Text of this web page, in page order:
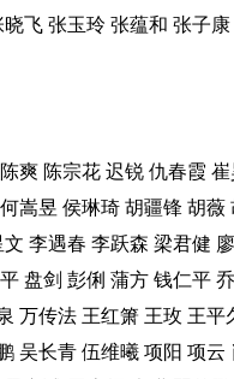
晓飞 张玉玲 张蕴和 张子康
陈爽 陈宗花 迟锐 仇春霞 崔
何嵩昱 侯琳琦 胡疆锋 胡薇
文 李遇春 李跃森 梁君健
盘剑 彭俐 蒲方 钱仁平
万传法 王红箫 王玫 王平
吴长青 伍维曦 项阳 项云